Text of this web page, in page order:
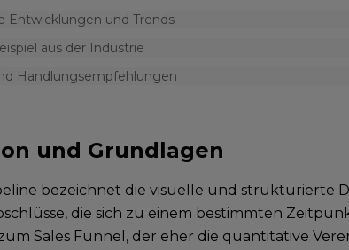
Entwicklungen und Trends
aus der Industrie
Handlungsempfehlungen
und Grundlagen
bezeichnet die visuelle und strukturierte
die sich zu einem bestimmten
Sales Funnel, der eher die quantitative